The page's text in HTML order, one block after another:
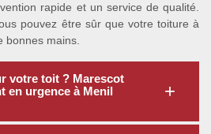
rapide et un service de qualité.
pouvez être sûr que votre toiture à
bonnes mains.
votre toit ? Marescot
en urgence à Menil